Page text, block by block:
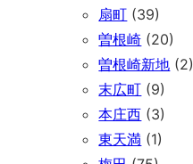
扇町 (39)
曽根崎 (20)
曽根崎新地 (2)
末広町 (9)
本庄西 (3)
東天満 (1)